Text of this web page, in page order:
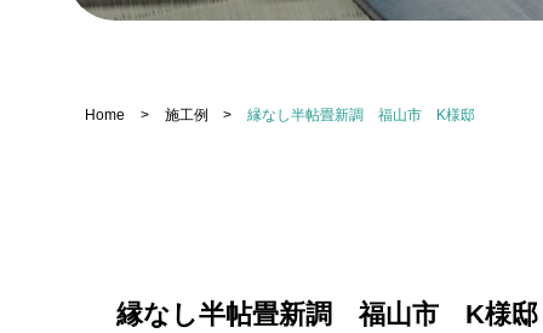
Home > 施工例 > 縁なし半帖畳新調 福山市 K様邸
縁なし半帖畳新調 福山市 K様邸